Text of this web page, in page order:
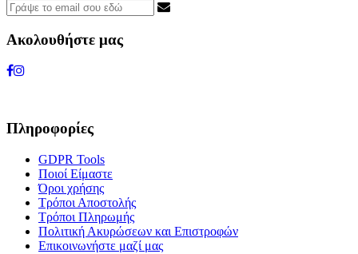
Ακολουθήστε μας
Πληροφορίες
GDPR Tools
Ποιοί Είμαστε
Όροι χρήσης
Τρόποι Αποστολής
Τρόποι Πληρωμής
Πολιτική Ακυρώσεων και Επιστροφών
Επικοινωνήστε μαζί μας